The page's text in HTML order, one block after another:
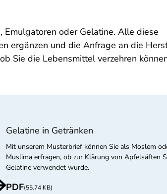
Emulgatoren oder Gelatine. Alle diese
ergänzen und die Anfrage an die
Sie die Lebensmittel verzehren
Gelatine in Getränken
Mit unserem Musterbrief können Sie als Moslem
Muslima erfragen, ob zur Klärung von Apfelsäften
Gelatine verwendet wurde.
PDF(55.74 KB)